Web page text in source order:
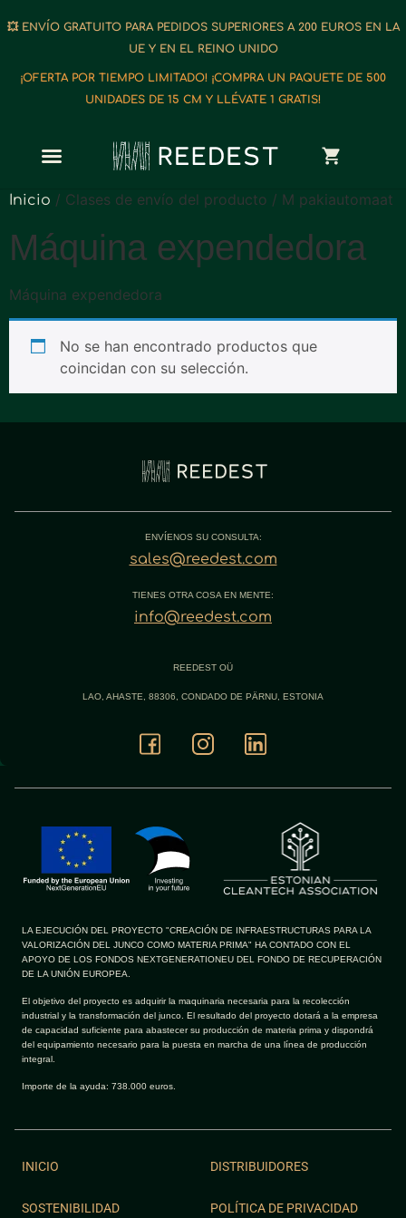
💥 ENVÍO GRATUITO PARA PEDIDOS SUPERIORES A 200 EUROS EN LA
UE Y EN EL REINO UNIDO
¡OFERTA POR TIEMPO LIMITADO! ¡COMPRA UN PAQUETE DE 500
UNIDADES DE 15 CM Y LLÉVATE 1 GRATIS!
Inicio / Clases de envío del producto / M pakiautomaat
Máquina expendedora
Máquina expendedora
No se han encontrado productos que
coincidan con su selección.
ENVÍENOS SU CONSULTA:
sales@reedest.com
TIENES OTRA COSA EN MENTE:
info@reedest.com
REEDEST OÜ
LAO, AHASTE, 88306, CONDADO DE PÄRNU, ESTONIA
LA EJECUCIÓN DEL PROYECTO "CREACIÓN DE INFRAESTRUCTURAS PARA LA
VALORIZACIÓN DEL JUNCO COMO MATERIA PRIMA" HA CONTADO CON EL
APOYO DE LOS FONDOS NEXTGENERATIONEU DEL FONDO DE RECUPERACIÓN
DE LA UNIÓN EUROPEA.
El objetivo del proyecto es adquirir la maquinaria necesaria para la recolección
industrial y la transformación del junco. El resultado del proyecto dotará a la empresa
de capacidad suficiente para abastecer su producción de materia prima y dispondrá
del equipamiento necesario para la puesta en marcha de una línea de producción
integral.
Importe de la ayuda: 738.000 euros.
INICIO
SOSTENIBILIDAD
DISTRIBUIDORES
POLÍTICA DE PRIVACIDAD